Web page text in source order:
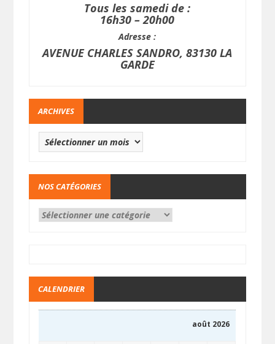
Tous les samedi de :
16h30 – 20h00
Adresse :
AVENUE CHARLES SANDRO, 83130 LA
GARDE
ARCHIVES
NOS CATÉGORIES
CALENDRIER
août 2026